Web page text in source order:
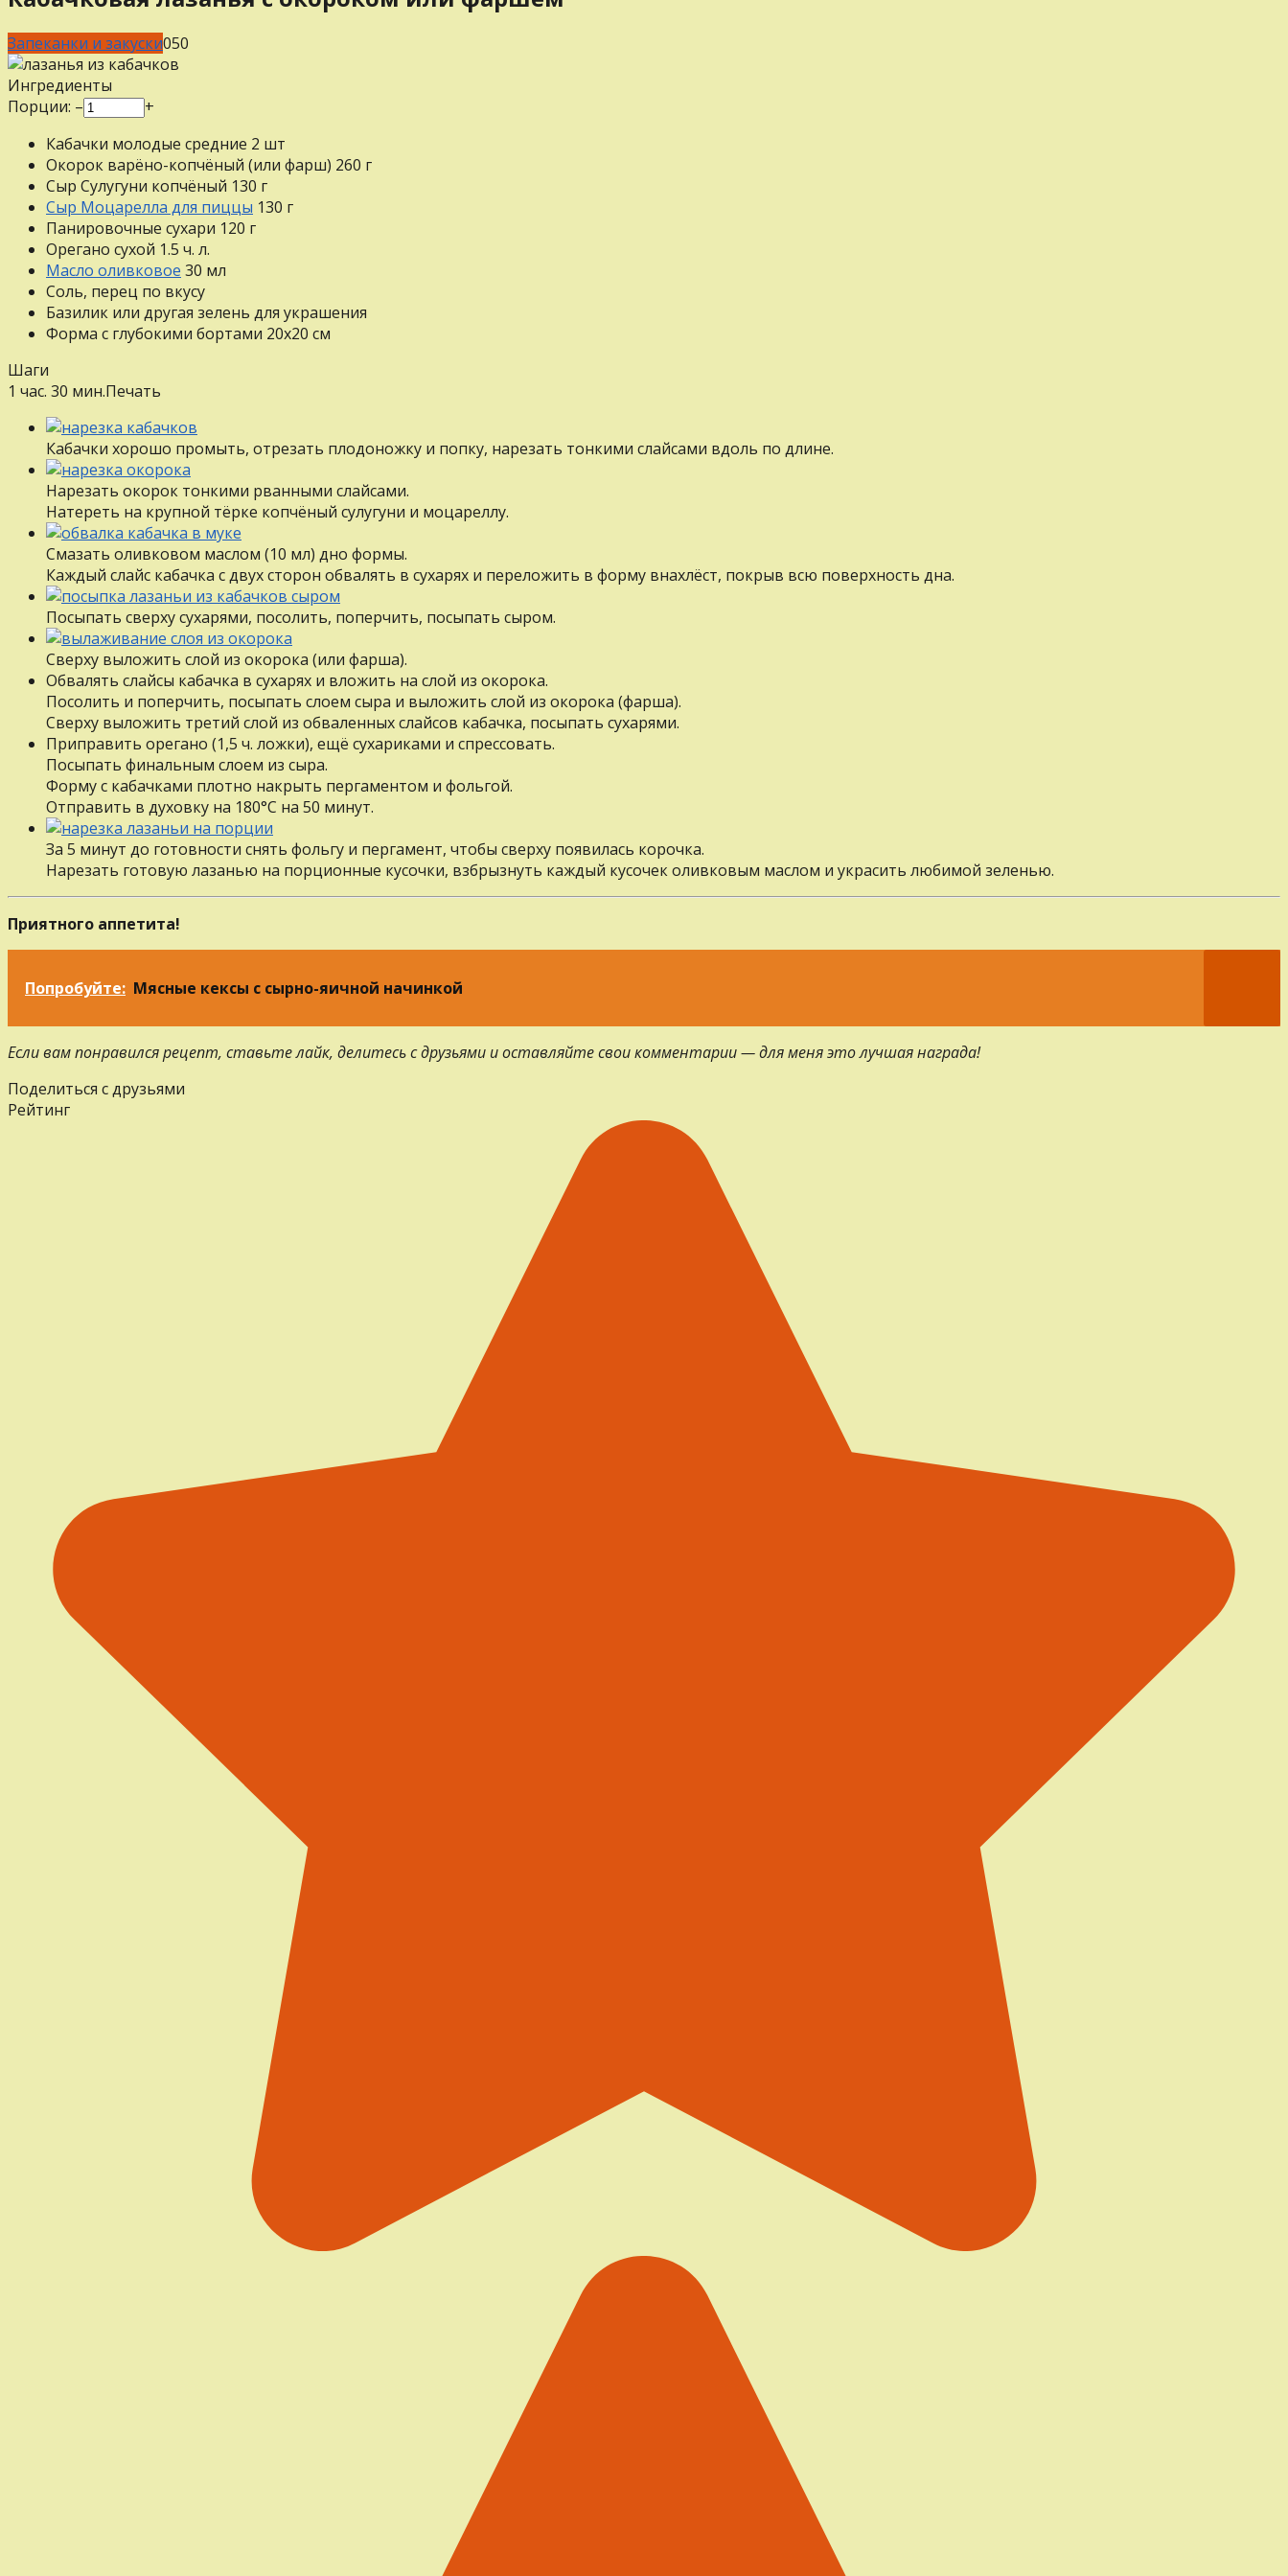
Запеканки и закуски050
Ингредиенты
Порции: –
+
Кабачки молодые средние 2 шт
Окорок варёно-копчёный (или фарш) 260 г
Сыр Сулугуни копчёный 130 г
Сыр Моцарелла для пиццы 130 г
Панировочные сухари 120 г
Орегано сухой 1.5 ч. л.
Масло оливковое 30 мл
Соль, перец по вкусу
Базилик или другая зелень для украшения
Форма с глубокими бортами 20х20 см
Шаги
1 час. 30 мин.Печать
Кабачки хорошо промыть, отрезать плодоножку и попку, нарезать тонкими слайсами вдоль по длине.
Нарезать окорок тонкими рванными слайсами.
Натереть на крупной тёрке копчёный сулугуни и моцареллу.
Смазать оливковом маслом (10 мл) дно формы.
Каждый слайс кабачка с двух сторон обвалять в сухарях и переложить в форму внахлёст, покрыв всю поверхность дна.
Посыпать сверху сухарями, посолить, поперчить, посыпать сыром.
Сверху выложить слой из окорока (или фарша).
Обвалять слайсы кабачка в сухарях и вложить на слой из окорока.
Посолить и поперчить, посыпать слоем сыра и выложить слой из окорока (фарша).
Сверху выложить третий слой из обваленных слайсов кабачка, посыпать сухарями.
Приправить орегано (1,5 ч. ложки), ещё сухариками и спрессовать.
Посыпать финальным слоем из сыра.
Форму с кабачками плотно накрыть пергаментом и фольгой.
Отправить в духовку на 180°С на 50 минут.
За 5 минут до готовности снять фольгу и пергамент, чтобы сверху появилась корочка.
Нарезать готовую лазанью на порционные кусочки, взбрызнуть каждый кусочек оливковым маслом и украсить любимой зеленью.
Приятного аппетита!
Попробуйте: Мясные кексы c сырно-яичной начинкой
Если вам понравился рецепт, ставьте лайк, делитесь с друзьями и оставляйте свои комментарии — для меня это лучшая награда!
Поделиться с друзьями
Рейтинг